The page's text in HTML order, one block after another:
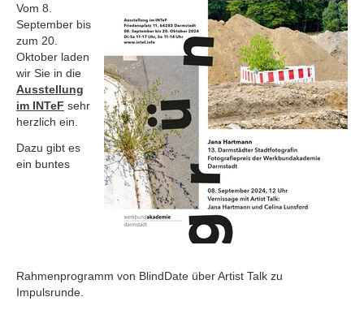
Vom 8.
September bis
zum 20.
Oktober laden
wir Sie in die
Ausstellung
im INTeF sehr
herzlich ein.
Dazu gibt es
ein buntes
Rahmenprogramm von BlindDate über Artist Talk zu
Impulsrunde.